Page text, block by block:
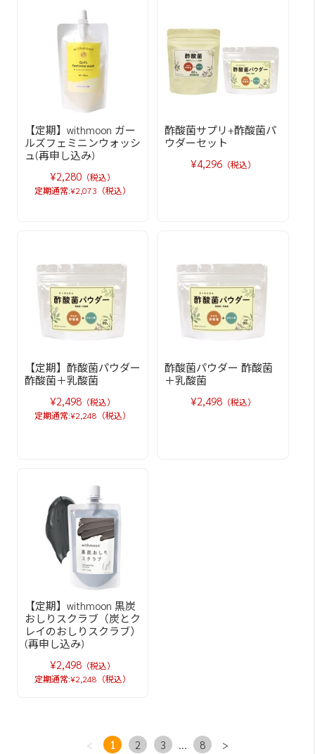
【定期】withmoon ガー
ルズフェミニンウォッシ
ュ(再申し込み)
¥2,280 （税込）
定期通常:¥2,073（税込）
酢酸菌サプリ+酢酸菌パ
ウダーセット
¥4,296（税込）
【定期】酢酸菌パウダー
酢酸菌＋乳酸菌
¥2,498 （税込）
定期通常:¥2,248（税込）
酢酸菌パウダー 酢酸菌
＋乳酸菌
¥2,498（税込）
【定期】withmoon 黒炭
おしりスクラブ（炭とク
レイのおしりスクラブ）
(再申し込み)
¥2,498 （税込）
定期通常:¥2,248（税込）
< 1 2 3 8 >